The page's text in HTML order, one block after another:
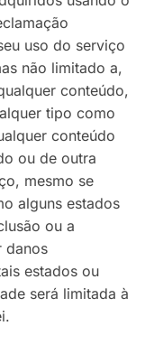
uso do serviço
não limitado a,
conteúdo,
tipo como
conteúdo
ou de outra
mesmo se
alguns estados
ou a
danos
estados ou
será limitada à